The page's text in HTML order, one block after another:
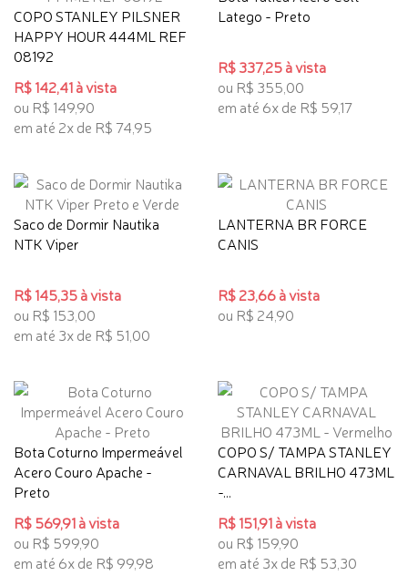
COPO STANLEY PILSNER
HAPPY HOUR 444ML REF
08192
R$ 142,41 à vista
ou R$ 149,90
em até 2x de R$ 74,95
Latego - Preto
R$ 337,25 à vista
ou R$ 355,00
em até 6x de R$ 59,17
Saco de Dormir Nautika
NTK Viper
R$ 145,35 à vista
ou R$ 153,00
em até 3x de R$ 51,00
LANTERNA BR FORCE
CANIS
R$ 23,66 à vista
ou R$ 24,90
Bota Coturno Impermeável
Acero Couro Apache -
Preto
R$ 569,91 à vista
ou R$ 599,90
em até 6x de R$ 99,98
COPO S/ TAMPA STANLEY
CARNAVAL BRILHO 473ML
-...
R$ 151,91 à vista
ou R$ 159,90
em até 3x de R$ 53,30